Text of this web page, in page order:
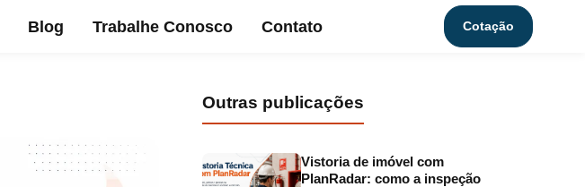
Blog Trabalhe Conosco Contato Cotação
Outras publicações
Vistoria de imóvel com
PlanRadar: como a inspeção